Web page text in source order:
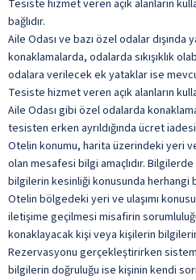
A La Carte Restoran
Bar
Cafe Bar
Cafe Türk
Enerji İçecekleri
Lounge Bar
Nargile
Oda Servisi
Premium Yabancı İçecekler
Premium Yerli ve Yabancı İçecekler
Restoran
Tesiste hizmet veren açık alanların
bağlıdır.
Aile Odası ve bazı özel odalar dışında
konaklamalarda, odalarda sıkışıklık
odalara verilecek ek yataklar ise
Tesiste hizmet veren açık alanların
Aile Odası gibi özel odalarda
tesisten erken ayrıldığında ücret
Otelin konumu, harita üzerindeki yeri
olan mesafesi bilgi amaçlıdır.
bilgilerin kesinliği konusunda herhangi
Otelin bölgedeki yeri ve ulaşımı
iletişime geçilmesi misafirin
konaklayacak kişi veya kişilerin
Rezervasyonu gerçekleştirirken
bilgilerin doğruluğu ise kişinin kendi